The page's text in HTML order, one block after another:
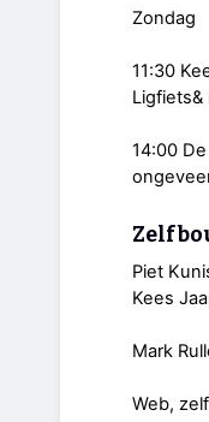
Zondag
11:30
14:00
Piet
Kees
Mark
Web,